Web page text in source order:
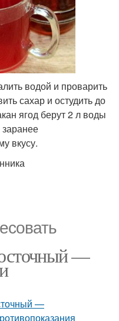
водой и проварить
сахар и остудить до
ягод берут 2 л воды
вкусу.
—